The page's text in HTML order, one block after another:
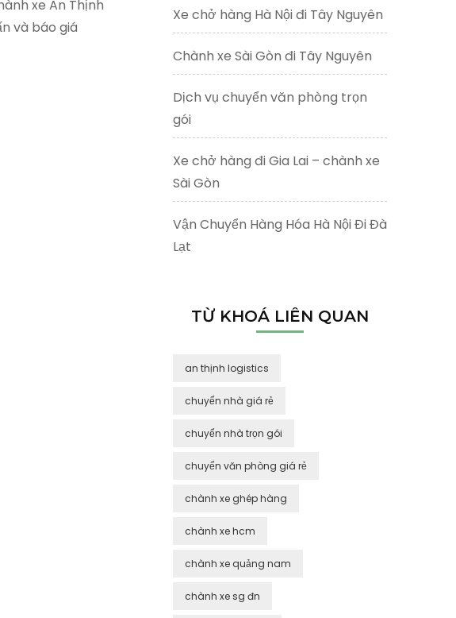
xe An Thịnh
và báo giá
Xe chở hàng Hà Nội đi Tây Nguyên
Chành xe Sài Gòn đi Tây Nguyên
Dịch vụ chuyển văn phòng trọn
gói
Xe chở hàng đi Gia Lai – chành xe
Sài Gòn
Vận Chuyển Hàng Hóa Hà Nội Đi Đà
Lạt
TỪ KHOÁ LIÊN QUAN
an thịnh logistics
chuyển nhà giá rẻ
chuyển nhà trọn gói
chuyển văn phòng giá rẻ
chành xe ghép hàng
chành xe hcm
chành xe quảng nam
chành xe sg đn